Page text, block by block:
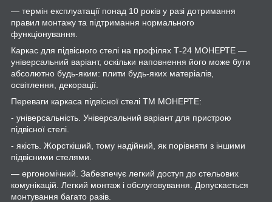
— термін експлуатації понад 10 років у разі дотримання
правил монтажу та підтримання нормального
функціонування.
Каркас для підвісного стелі на профілях Т-24 МОНЕРТЕ —
універсальний варіант, оскільки наповнення його може бути
абсолютно будь-яким: плити будь-яких матеріалів,
освітлення, декорації.
Переваги каркаса підвісної стелі ТМ МОНЕРТЕ:
- універсальність. Універсальний варіант для пристрою
підвісної стелі.
- якість. Жорсткіший, тому надійний, як порівняти з іншими
підвісними стелями.
— ергономічний. Забезпечує легкий доступ до стельових
комунікацій. Легкий монтаж і обслуговування. Допускається
монтування багато разів.